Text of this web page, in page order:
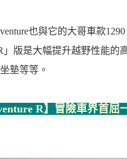
也與它的大哥車款
」版是大幅提升越野性能
墊等等。
R】冒險車界首屈